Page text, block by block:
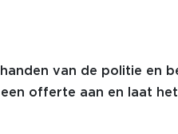
van de politie en
offerte aan en laat